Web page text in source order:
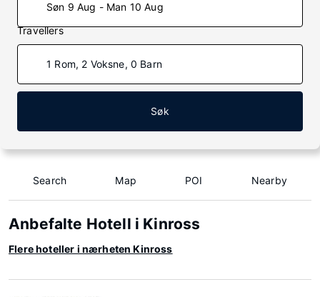
Søn 9 Aug - Man 10 Aug
Travellers
1 Rom, 2 Voksne, 0 Barn
Søk
Search Map POI Nearby
Anbefalte Hotell i Kinross
Flere hoteller i nærheten Kinross